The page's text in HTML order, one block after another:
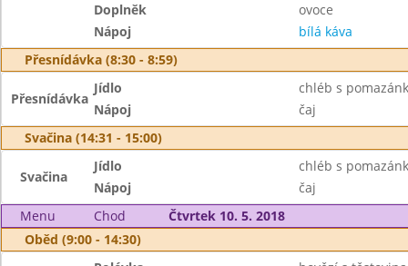
Doplněk
ovoce
Nápoj
bílá káva
Přesnídávka (8:30 - 8:59)
Přesnídávka
Jídlo
chléb s
Nápoj
čaj
Svačina (14:31 - 15:00)
Svačina
Jídlo
chléb s
Nápoj
čaj
Menu
Chod
Čtvrtek 10. 5. 2018
Oběd (9:00 - 14:30)